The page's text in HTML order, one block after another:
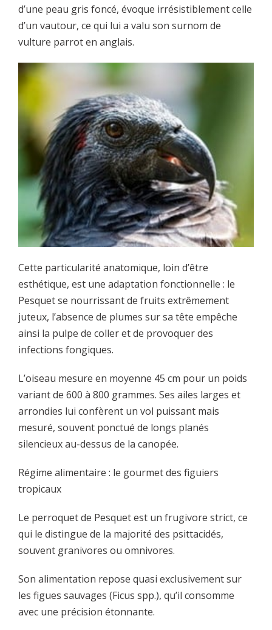
d’une peau gris foncé, évoque irrésistiblement celle
d’un vautour, ce qui lui a valu son surnom de
vulture parrot en anglais.
Cette particularité anatomique, loin d’être
esthétique, est une adaptation fonctionnelle : le
Pesquet se nourrissant de fruits extrêmement
juteux, l’absence de plumes sur sa tête empêche
ainsi la pulpe de coller et de provoquer des
infections fongiques.
L’oiseau mesure en moyenne 45 cm pour un poids
variant de 600 à 800 grammes. Ses ailes larges et
arrondies lui confèrent un vol puissant mais
mesuré, souvent ponctué de longs planés
silencieux au-dessus de la canopée.
Régime alimentaire : le gourmet des figuiers
tropicaux
Le perroquet de Pesquet est un frugivore strict, ce
qui le distingue de la majorité des psittacidés,
souvent granivores ou omnivores.
Son alimentation repose quasi exclusivement sur
les figues sauvages (Ficus spp.), qu’il consomme
avec une précision étonnante.